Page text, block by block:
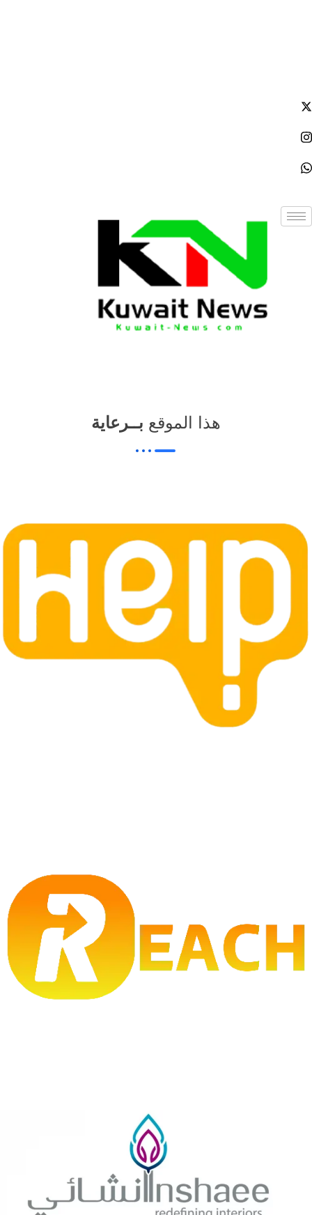
NE
News Elementor
هذا الموقع بــرعاية